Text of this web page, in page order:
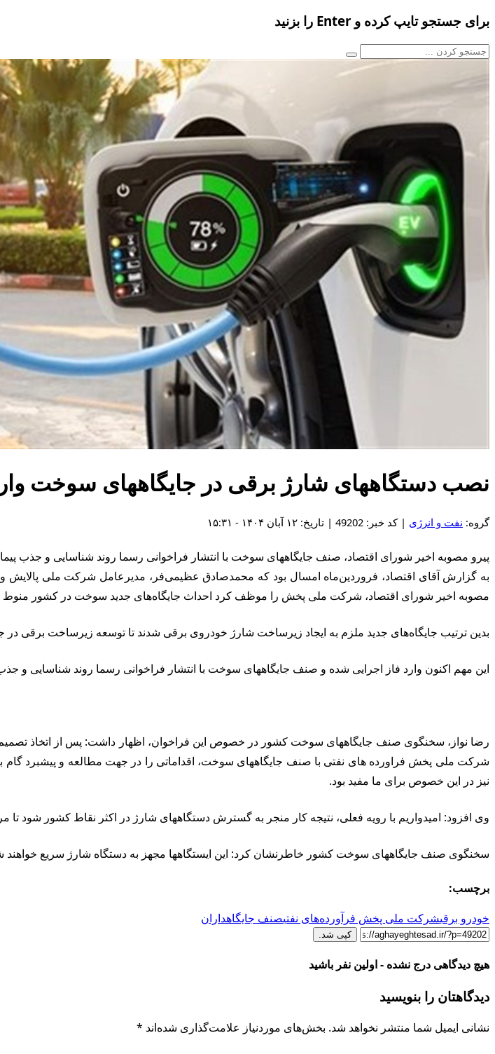
برای جستجو تایپ کرده و Enter را بزنید
نصب دستگاههای شارژ برقی در جایگاههای سوخت
گروه: نفت و انرژی | کد خبر: 49202 | تاریخ: ۱۲ آبان ۱۴۰۴ - ۱۵:۳۱
پیرو مصوبه اخیر شورای اقتصاد، صنف جایگاههای سوخت با انتشار فراخوانی رسما روند شناسایی و جذب
به گزارش آقای اقتصاد، فروردین‌ماه امسال بود که محمدصادق عظیمی‌فر، مدیرعامل شرکت ملی
مصوبه اخیر شورای اقتصاد، شرکت ملی پخش را موظف کرد احداث جایگاه‌های جدید سوخت در کشور منوط
بدین ترتیب جایگاه‌های جدید ملزم به ایجاد زیرساخت شارژ خودروی برقی شدند تا توسعه زیرساخت برقی
این مهم اکنون وارد فاز اجرایی شده و صنف جایگاههای سوخت با انتشار فراخوانی رسما روند شناسایی و
رضا نواز، سخنگوی صنف جایگاههای سوخت کشور در خصوص این فراخوان، اظهار داشت: پس از اتخاذ
شرکت ملی پخش فراورده های نفتی با صنف جایگاههای سوخت، اقداماتی را در جهت مطالعه و پیشبرد گام
نیز در این خصوص برای ما مفید بود‌.
وی افزود: امیدواریم با رویه فعلی، نتیجه کار منجر به گسترش دستگاههای شارژ در اکثر نقاط کشور شود
سخنگوی صنف جایگاههای سوخت کشور خاطرنشان کرد: این ایستگاهها مجهز به دستگاه شارژ سریع خواهند
برچسب:
خودرو برقیشرکت ملی پخش فرآورده‌های نفتیصنف جایگاهداران
کپی شد.
هیچ دیدگاهی درج نشده - اولین نفر باشید
دیدگاهتان را بنویسید
نشانی ایمیل شما منتشر نخواهد شد. بخش‌های موردنیاز علامت‌گذاری شده‌اند *